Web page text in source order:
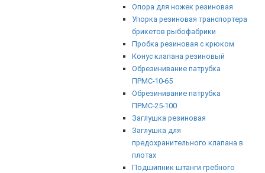
Опора для ножек резиновая
Упорка резиновая транспортера
брикетов рыбофабрики
Пробка резиновая с крюком
Конус клапана резиновый
Обрезинивание патрубка
ПРМС-10-65
Обрезинивание патрубка
ПРМС-25-100
Заглушка резиновая
Заглушка для
предохранительного клапана в
плотах
Подшипник штанги гребного